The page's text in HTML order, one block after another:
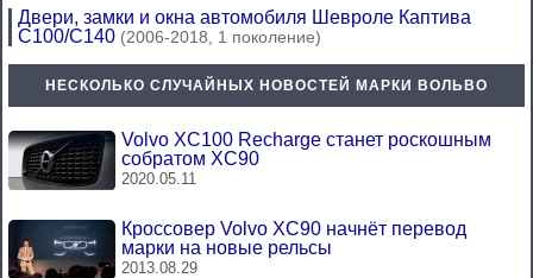
Двери, замки и окна автомобиля Шевроле Каптива
С100/С140 (2006-2018, 1 поколение)
НЕСКОЛЬКО СЛУЧАЙНЫХ НОВОСТЕЙ МАРКИ ВОЛЬВО
Volvo XC100 Recharge станет роскошным
собратом XC90
2020.05.11
Кроссовер Volvo XC90 начнёт перевод
марки на новые рельсы
2013.08.29